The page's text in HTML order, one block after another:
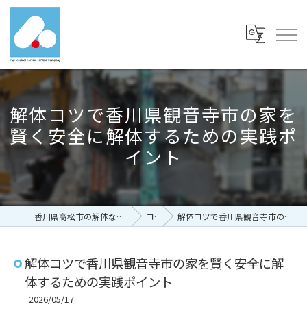
解体コツで香川県観音寺市の家を
賢く安全に解体するための実践ポ
イント
香川県高松市の解体なら有限会社富士メディカルサービス コラム 解体コツで香川県観音寺市の家を賢く安全に解体するための実践ポイント
解体コツで香川県観音寺市の家を賢く安全に解
体するための実践ポイント
2026/05/17